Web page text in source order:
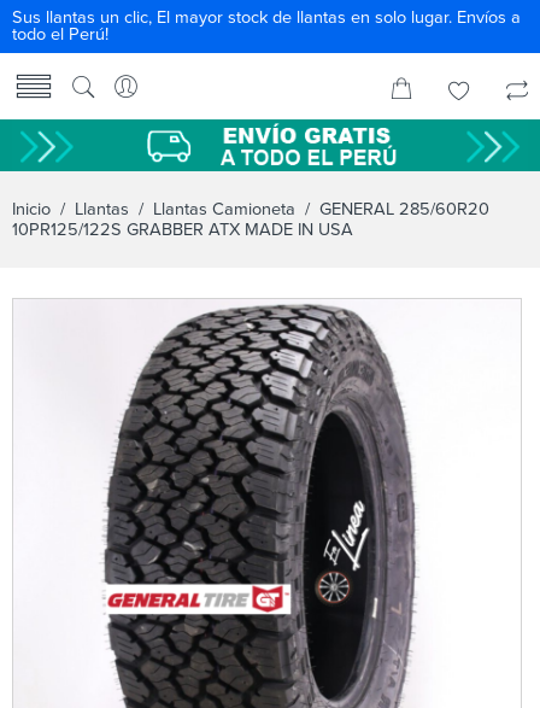
Sus llantas un clic, El mayor stock de llantas en solo lugar. Envíos a
todo el Perú!
Inicio / Llantas / Llantas Camioneta / GENERAL 285/60R20
10PR125/122S GRABBER ATX MADE IN USA